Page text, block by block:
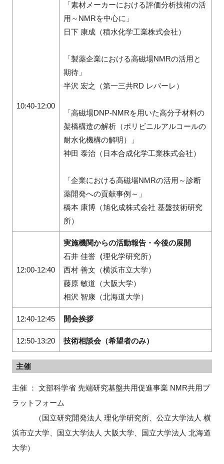
10:40-12:00
「素材メーカーにおける評価分析技術の活
用～NMRを中心に 」
日下 康成（積水化学工業株式会社）
「製薬企業における高磁場NMRの活用と
期待」
半沢 宏之（第一三共RD レバーレ）
「高磁場DNP-NMRを用いた高分子材料の
架橋構造の解析（ポリビニルアルコールの
耐水化機構の解明）」
神田 泰治（日本合成化学工業株式会社）
「企業における高磁場NMRの活用～診断
薬開発への貢献事例～」
橋本 康博（旭化成株式会社 基盤技術研究
所）
12:00-12:40
実施機関からの活動報告・今後の展開
石井 佳誉（理化学研究所）
西村 善文（横浜市立大学）
藤原 敏道（大阪大学）
相沢 智康（北海道大学）
12:40-12:45 開会挨拶
12:50-13:20 技術相談会（希望者のみ）
主催
主催 ： 文部科学省 先端研究基盤共用促進事業 NMR共用プ
ラットフォーム
（国立研究開発法人 理化学研究所、公立大学法人 横
浜市立大学、国立大学法人 大阪大学、国立大学法人 北海道
大学）